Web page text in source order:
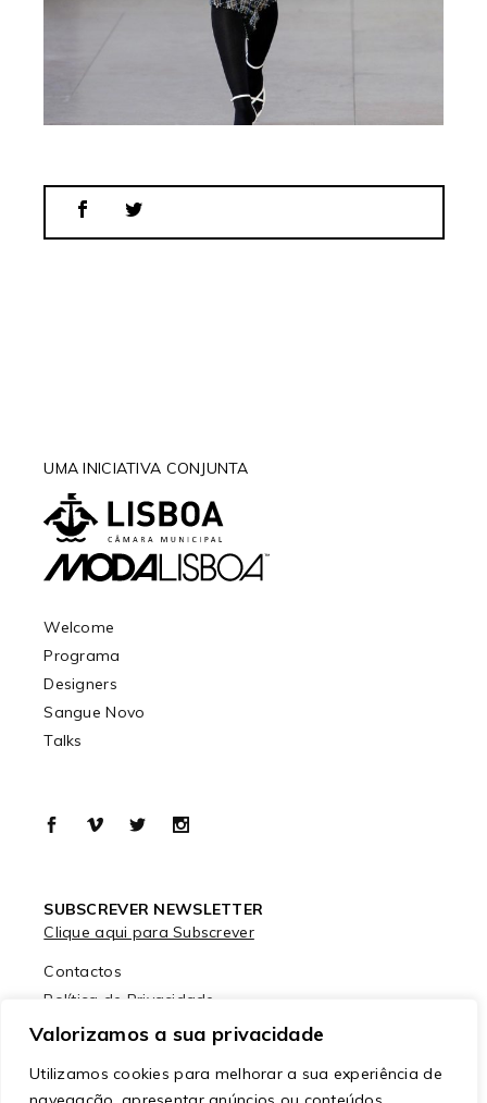
Valorizamos a sua privacidade
Utilizamos cookies para melhorar a sua experiência de
UMA INICIATIVA CONJUNTA
Welcome
Programa
Designers
Sangue Novo
Talks
SUBSCREVER NEWSLETTER
Clique aqui para Subscrever
Contactos
Política de Privacidade
Política de Cookies